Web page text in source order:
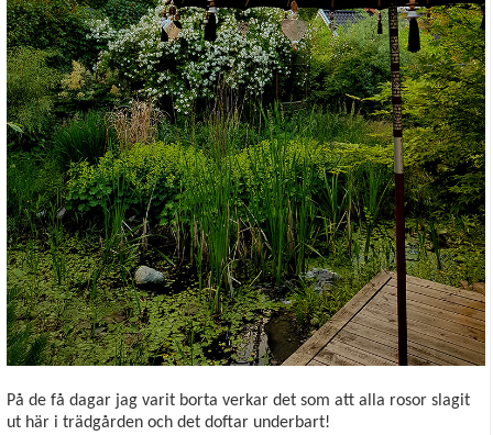
På de få dagar jag varit borta verkar det som att alla rosor slagit
ut här i trädgården och det doftar underbart!